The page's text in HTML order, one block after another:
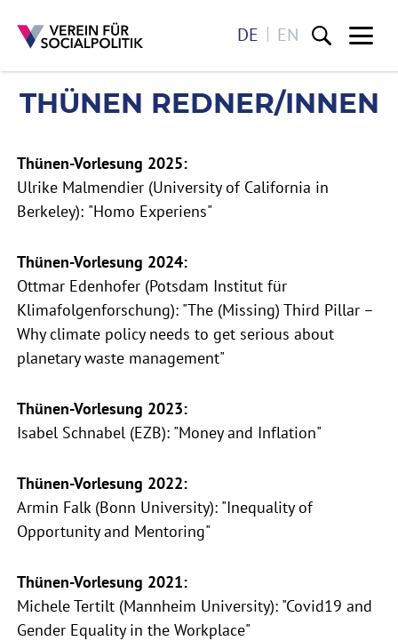
Direkt zum Inhalt
DE
EN
THÜNEN REDNER/INNEN
THÜNEN REDNER/INNEN
Thünen-Vorlesung 2025:
Ulrike Malmendier (University of California in
Berkeley): "Homo Experiens"
Thünen-Vorlesung 2024:
Ottmar Edenhofer (Potsdam Institut für
Klimafolgenforschung): "The (Missing) Third Pillar –
Why climate policy needs to get serious about
planetary waste management"
Thünen-Vorlesung 2023:
Isabel Schnabel (EZB): "Money and Inflation"
Thünen-Vorlesung 2022:
Armin Falk (Bonn University): "Inequality of
Opportunity and Mentoring"
Thünen-Vorlesung 2021:
Michele Tertilt (Mannheim University): "Covid19 and
Gender Equality in the Workplace"